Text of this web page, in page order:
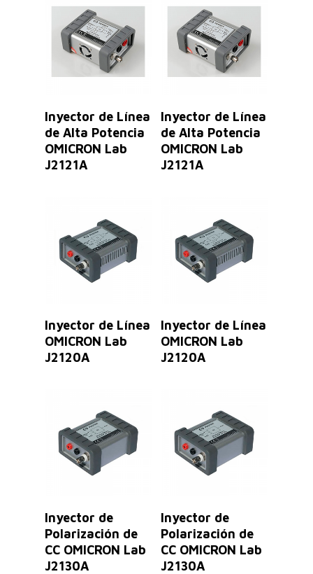
Leer Más
Inyector de Línea
de Alta Potencia
OMICRON Lab
J2121A
Leer Más
Inyector de Línea
de Alta Potencia
OMICRON Lab
J2121A
Leer Más
Inyector de Línea
OMICRON Lab
J2120A
Leer Más
Inyector de Línea
OMICRON Lab
J2120A
Leer Más
Inyector de
Polarización de
CC OMICRON Lab
J2130A
Leer Más
Inyector de
Polarización de
CC OMICRON Lab
J2130A